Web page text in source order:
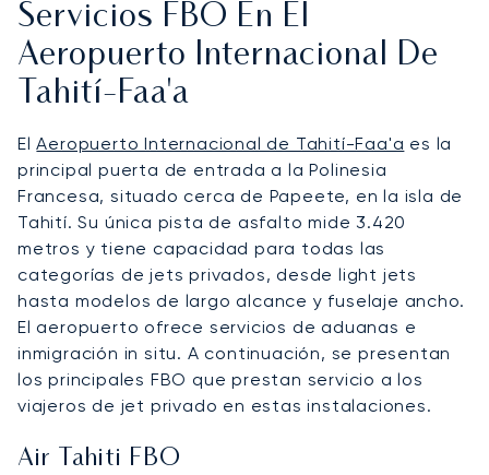
Servicios FBO En El
Aeropuerto Internacional De
Tahití-Faa'a
ElAeropuerto Internacional de Tahití-Faa'a es la
principal puerta de entrada a la Polinesia
Francesa, situado cerca de Papeete, en la isla de
Tahití. Su única pista de asfalto mide 3.420
metros y tiene capacidad para todas las
categorías de jets privados, desde light jets
hasta modelos de largo alcance y fuselaje ancho.
El aeropuerto ofrece servicios de aduanas e
inmigración in situ. A continuación, se presentan
los principales FBO que prestan servicio a los
viajeros de jet privado en estas instalaciones.
Air Tahiti FBO